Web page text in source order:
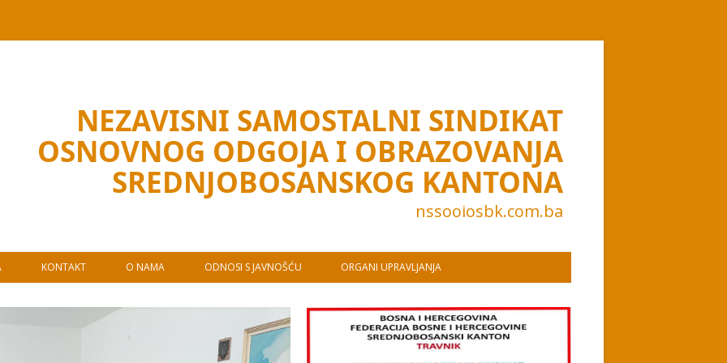
NEZAVISNI SAMOSTALNI SINDIKAT
OSNOVNOG ODGOJA I OBRAZOVANJA
SREDNJOBOSANSKOG KANTONA
nssooiosbk.com.ba
KONTAKT O NAMA ODNOSI S JAVNOŠĆU ORGANI UPRAVLJANJA